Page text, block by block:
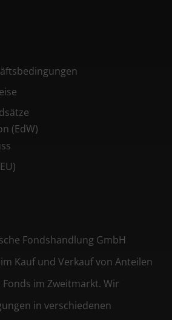
(EdW)
Fondshandlung GmbH
Kauf und Verkauf von Anteilen
im Zweitmarkt. Wir
in verschiedenen